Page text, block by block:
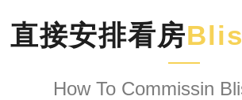
直接安排看房
How To Commissin